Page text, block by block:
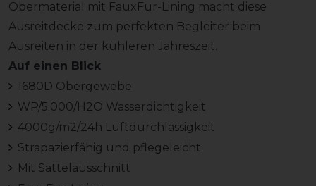
Obermaterial mit FauxFur-Lining macht diese
Ausreitdecke zum perfekten Begleiter beim
Ausreiten in der kühleren Jahreszeit.
Auf einen Blick
1680D Obergewebe
WP/5.000/H2O Wasserdichtigkeit
4000g/m2/24h Luftdurchlässigkeit
Strapazierfähig und pflegeleicht
Mit Sattelausschnitt